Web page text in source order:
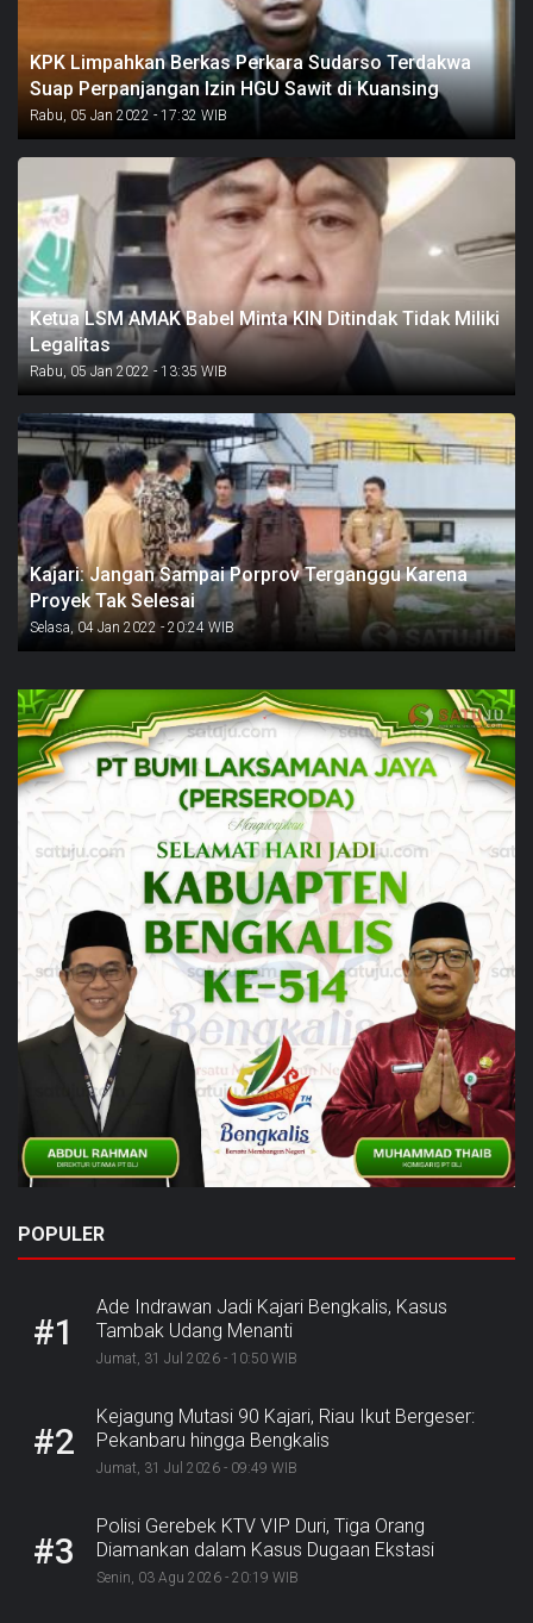
KPK Limpahkan Berkas Perkara Sudarso Terdakwa
Suap Perpanjangan Izin HGU Sawit di Kuansing
Rabu, 05 Jan 2022 - 17:32 WIB
Ketua LSM AMAK Babel Minta KIN Ditindak Tidak Miliki
Legalitas
Rabu, 05 Jan 2022 - 13:35 WIB
Kajari: Jangan Sampai Porprov Terganggu Karena
Proyek Tak Selesai
Selasa, 04 Jan 2022 - 20:24 WIB
POPULER
#1
Ade Indrawan Jadi Kajari Bengkalis, Kasus
Tambak Udang Menanti
Jumat, 31 Jul 2026 - 10:50 WIB
#2
Kejagung Mutasi 90 Kajari, Riau Ikut Bergeser:
Pekanbaru hingga Bengkalis
Jumat, 31 Jul 2026 - 09:49 WIB
#3
Polisi Gerebek KTV VIP Duri, Tiga Orang
Diamankan dalam Kasus Dugaan Ekstasi
Senin, 03 Agu 2026 - 20:19 WIB